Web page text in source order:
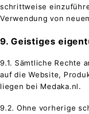
schrittweise
Verwendung von
9. Geistiges
9.1. Sämtliche Rechte
auf die Website,
liegen bei Medaka.nl.
9.2. Ohne vorherige